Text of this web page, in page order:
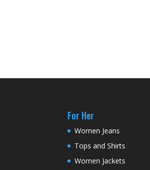
For Her
Women Jeans
Tops and Shirts
Women Jackets